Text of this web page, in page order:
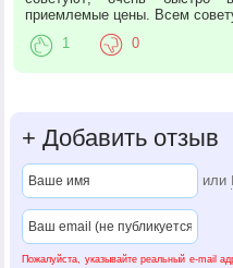
приемлемые цены. Всем
1 0
+ Добавить отзыв
или
Пожалуйста, указывайте реальный e-mail